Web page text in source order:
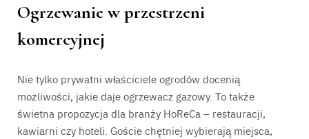
Ogrzewanie w przestrzeni
komercyjnej
Nie tylko prywatni właściciele ogrodów docenią
możliwości, jakie daje ogrzewacz gazowy. To także
świetna propozycja dla branży HoReCa – restauracji,
kawiarni czy hoteli. Goście chętniej wybierają miejsca,